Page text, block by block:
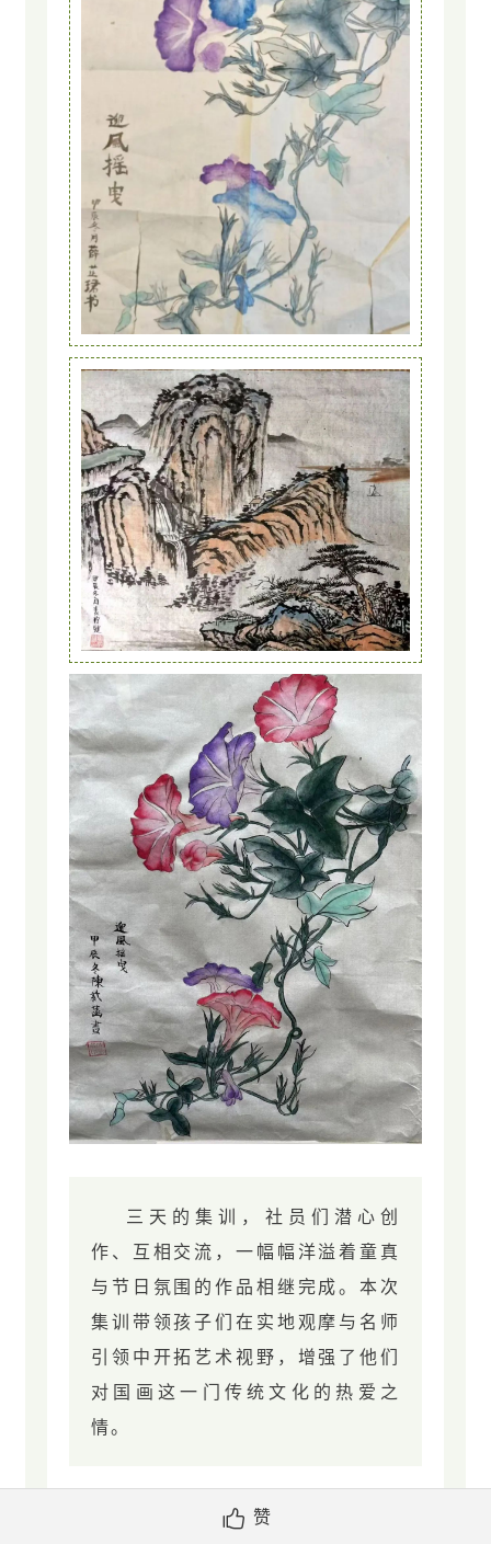
三天的集训，社员们潜心创
作、互相交流，一幅幅洋溢着童真
与节日氛围的作品相继完成。本次
集训带领孩子们在实地观摩与名师
引领中开拓艺术视野，增强了他们
对国画这一门传统文化的热爱之
情。
赞